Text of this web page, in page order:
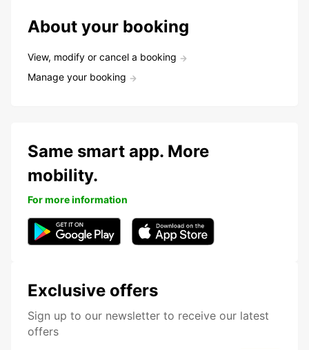
About your booking
View, modify or cancel a booking
Manage your booking
Exclusive offers
Sign up to our newsletter to receive our latest
offers
Same smart app. More
mobility.
For more information